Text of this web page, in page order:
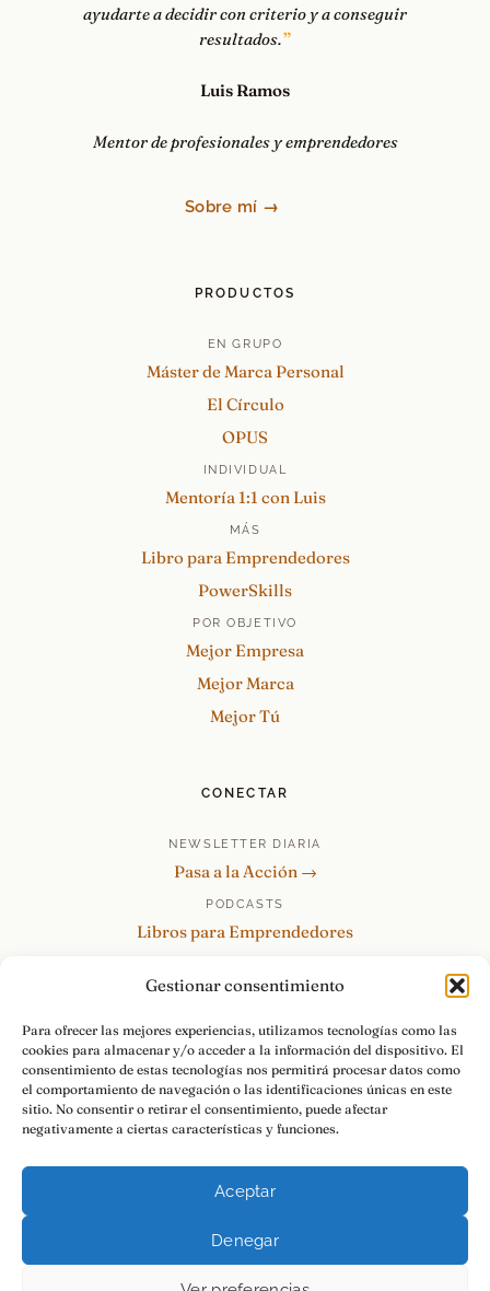
Gestionar consentimiento
Para ofrecer las mejores experiencias, utilizamos tecnologías como las
cookies para almacenar y/o acceder a la información del dispositivo. El
consentimiento de estas tecnologías nos permitirá procesar datos como
el comportamiento de navegación o las identificaciones únicas en este
sitio. No consentir o retirar el consentimiento, puede afectar
negativamente a ciertas características y funciones.
Aceptar
Denegar
ayudarte a decidir con criterio y a conseguir
resultados.
Luis Ramos
Mentor de profesionales y emprendedores
Sobre mí →
PRODUCTOS
EN GRUPO
Máster de Marca Personal
El Círculo
OPUS
INDIVIDUAL
Mentoría 1:1 con Luis
MÁS
Libro para Emprendedores
PowerSkills
POR OBJETIVO
Mejor Empresa
Mejor Marca
Mejor Tú
CONECTAR
NEWSLETTER DIARIA
Pasa a la Acción →
PODCASTS
Libros para Emprendedores
re:Invéntate / PowerSkills
MENTOR360
HABLAMOS
Contacto y consultas →
Aviso LegalPrivacidad
Pasa a la Acción.